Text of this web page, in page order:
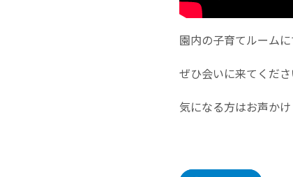
園内の子育てルーム
ぜひ会いに来てくだ
気になる方はお声か